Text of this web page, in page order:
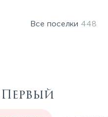
Все поселки 448